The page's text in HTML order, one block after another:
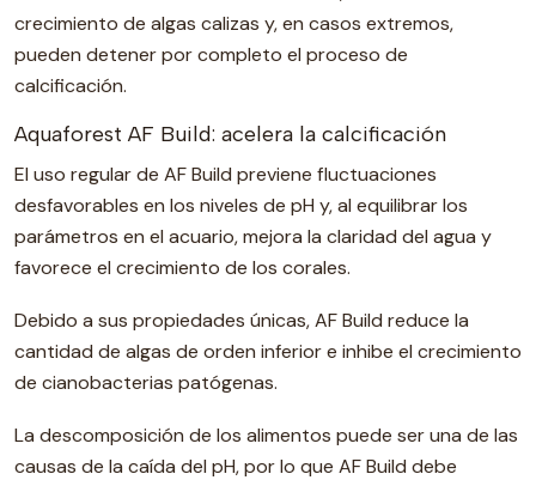
crecimiento de algas calizas y, en casos extremos,
pueden detener por completo el proceso de
calcificación.
Aquaforest AF Build: acelera la calcificación
El uso regular de AF Build previene fluctuaciones
desfavorables en los niveles de pH y, al equilibrar los
parámetros en el acuario, mejora la claridad del agua y
favorece el crecimiento de los corales.
Debido a sus propiedades únicas, AF Build reduce la
cantidad de algas de orden inferior e inhibe el crecimiento
de cianobacterias patógenas.
La descomposición de los alimentos puede ser una de las
causas de la caída del pH, por lo que AF Build debe